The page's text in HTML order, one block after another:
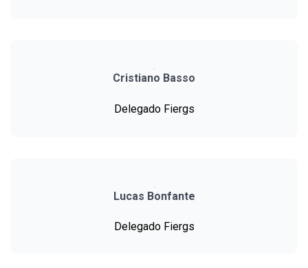
Cristiano Basso
Delegado Fiergs
Lucas Bonfante
Delegado Fiergs